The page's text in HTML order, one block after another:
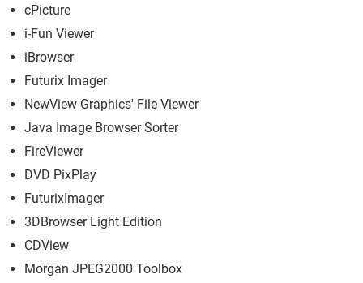
cPicture
i-Fun Viewer
iBrowser
Futurix Imager
NewView Graphics' File Viewer
Java Image Browser Sorter
FireViewer
DVD PixPlay
FuturixImager
3DBrowser Light Edition
CDView
Morgan JPEG2000 Toolbox